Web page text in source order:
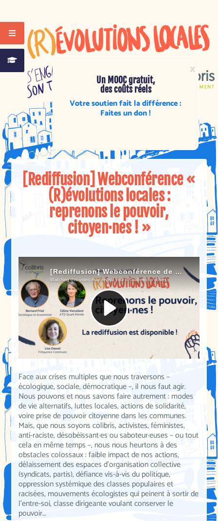
×
Un MOOC gratuit,
des coûts réels
Votre soutien fait la différence :
Faites un don !
[Rediffusion] Webconférence «
(R)évolutions locales :
reprenons le pouvoir,
citoyen·nes ! »
Face aux crises multiples que nous traversons –
écologique, sociale, démocratique –, il nous faut agir.
Nous pouvons et nous savons faire autrement : modes
de vie alternatifs, luttes locales, actions de solidarité,
voire prise de pouvoir citoyenne dans les communes.
Mais, que nous soyons colibris, activistes, féministes,
anti-raciste, désobéissant·es ou saboteur·euses – ou tout
cela en même temps –, nous nous heurtons à des
obstacles colossaux : faible impact de nos actions,
délaissement des espaces d’organisation collective
(syndicats, partis), défiance vis-à-vis du politique,
oppression systémique des classes populaires et
racisées, mouvements écologistes qui peinent à sortir de
l’entre-soi, classe dirigeante voulant conserver le
pouvoir…